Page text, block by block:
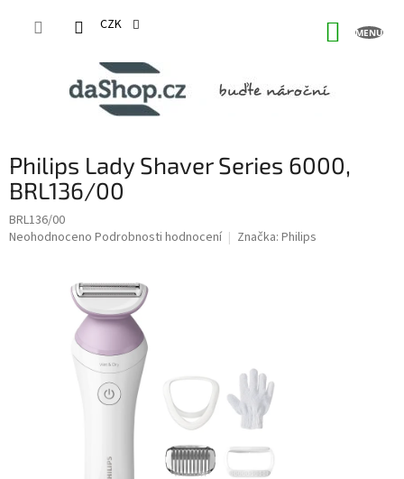
CZK
Philips Lady Shaver Series 6000,
BRL136/00
BRL136/00
Průměrné
Neohodnoceno Podrobnosti hodnocení Značka: Philips